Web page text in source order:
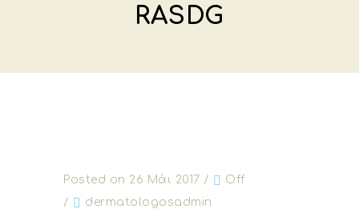
RASDG
Posted on 26 Μάι 2017 /
Off
/
dermatologosadmin